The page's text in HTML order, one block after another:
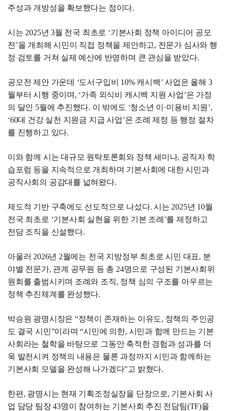
주성과 개방성을 확보했다는 점이다.
시는 2025년 3월 전국 최초로 ‘기본사회 정책 아이디어 공모
전’을 개최해 시민이 직접 정책을 제안하고, 전문가 심사와 행
정 검토를 거쳐 실제 예산에 반영하며 큰 관심을 받았다.
공모전 제안 가운데 ‘도서구입비 10% 캐시백’ 사업은 올해 3
월부터 시행 중이며, ‘가족 외식비 캐시백 지원 사업’은 가정
의 달인 5월에 추진했다. 이 밖에도 ‘청소년 이·미용비 지원’,
‘60대 건강 실천 지원금 지급 사업’은 조례 제정 등 행정 절차
를 진행하고 있다.
이와 함께 시는 대규모 원탁토론회와 정책 세미나, 공직자 학
습포럼 등을 지속적으로 개최하며 기본사회에 대한 시민과
공직사회의 공감대를 넓혀왔다.
제도적 기반 구축에도 선도적으로 나섰다. 시는 2025년 10월
전국 최초로 ‘기본사회 실현을 위한 기본 조례’를 제정하고
전담 조직을 신설했다.
아울러 2026년 2월에는 전국 지방정부 최초로 시민 대표, 분
야별 전문가, 관계 공무원 등 총 24명으로 구성된 기본사회위
원회를 출범시키며 조례와 조직, 정책 심의 구조를 아우르는
정책 추진체계를 완성했다.
박승원 광명시장은 “정책이 존재하는 이유도, 정책의 주인공
도 결국 시민”이라며 “시민에 의한, 시민과 함께 만드는 기본
사회라는 철학을 바탕으로 그동안 축적한 경험과 성과를 더
욱 발전시켜 정책의 내용은 물론 과정까지 시민과 함께하는
기본사회 모델을 완성해 나가겠다”고 밝혔다.
한편, 광명시는 현재 기획조정실장을 단장으로, 기본사회 사
업 담당 팀장 43명이 참여하는 기본사회 추진 전담팀(TF)을